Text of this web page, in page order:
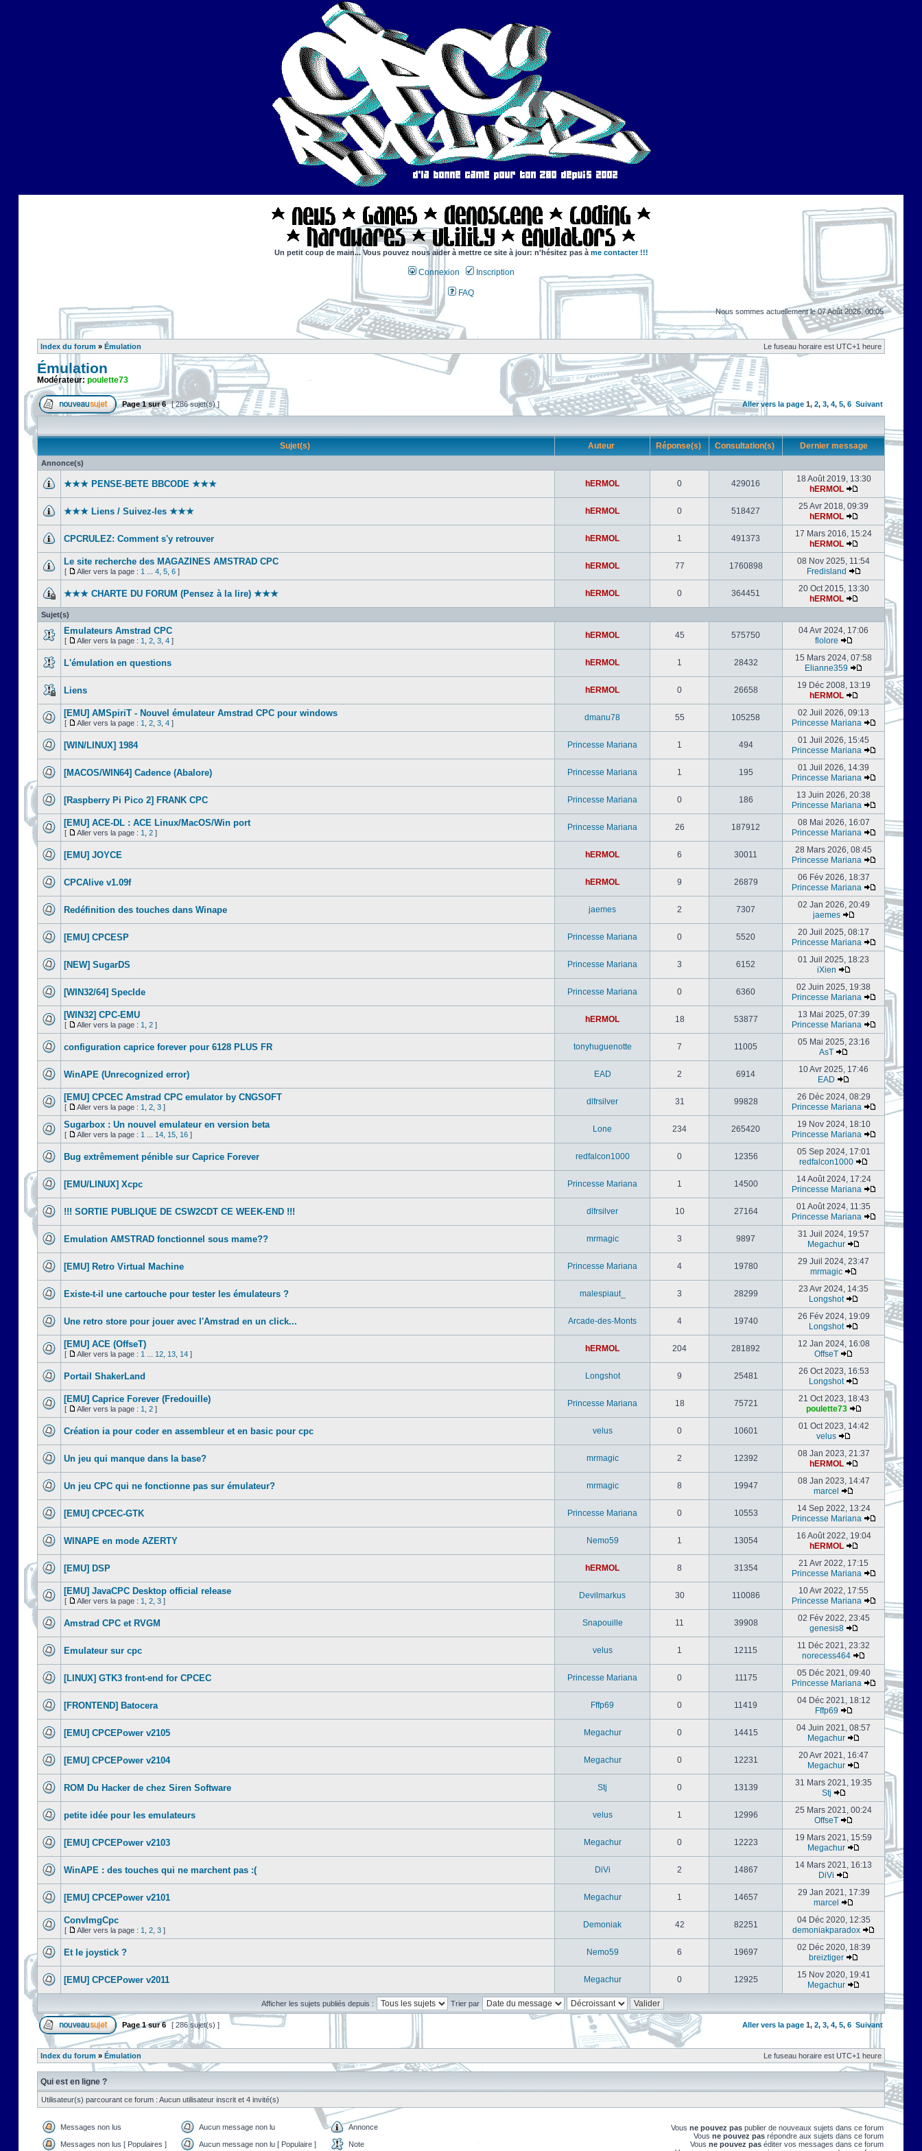
Un petit coup de main... Vous pouvez nous aider à mettre ce site à jour: n'hésitez pas à me contacter !!!
Connexion Inscription
FAQ
Nous sommes actuellement le 07 Août 2026, 00:05
Index du forum » Émulation Le fuseau horaire est UTC+1 heure
Émulation
Modérateur: poulette73
Page1sur6 [ 286 sujet(s) ] Aller vers la page 1, 2, 3, 4, 5, 6 Suivant
Sujet(s) Auteur Réponse(s) Consultation(s) Dernier message
Annonce(s)
★★★ PENSE-BETE BBCODE ★★★ hERMOL 0 429016
18 Août 2019, 13:30
hERMOL
★★★ Liens / Suivez-les ★★★ hERMOL 0 518427
25 Avr 2018, 09:39
hERMOL
CPCRULEZ: Comment s'y retrouver‎ hERMOL 1 491373
17 Mars 2016, 15:24
hERMOL
Le site recherche des MAGAZINES AMSTRAD CPC
[ Aller vers la page : 1 4 5 6 ]
hERMOL 77 1760898
08 Nov 2025, 11:54
Fredisland
★★★ CHARTE DU FORUM (Pensez à la lire) ★★★ hERMOL 0 364451
20 Oct 2015, 13:30
hERMOL
Sujet(s)
Emulateurs Amstrad CPC
[ Aller vers la page : 1 2 3 4 ]
hERMOL 45 575750
04 Avr 2024, 17:06
flolore
L'émulation en questions hERMOL 1 28432
15 Mars 2024, 07:58
Elianne359
Liens hERMOL 0 26658
19 Déc 2008, 13:19
hERMOL
[EMU] AMSpiriT - Nouvel émulateur Amstrad CPC pour windows
[ Aller vers la page : 1 2 3 4 ]
dmanu78 55 105258
02 Juil 2026, 09:13
Princesse Mariana
[WIN/LINUX] 1984 Princesse Mariana 1 494
01 Juil 2026, 15:45
Princesse Mariana
[MACOS/WIN64] Cadence (Abalore) Princesse Mariana 1 195
01 Juil 2026, 14:39
Princesse Mariana
[Raspberry Pi Pico 2] FRANK CPC Princesse Mariana 0 186
13 Juin 2026, 20:38
Princesse Mariana
[EMU] ACE-DL : ACE Linux/MacOS/Win port
[ Aller vers la page : 1 2 ]
Princesse Mariana 26 187912
08 Mai 2026, 16:07
Princesse Mariana
[EMU] JOYCE hERMOL 6 30011
28 Mars 2026, 08:45
Princesse Mariana
CPCAlive v1.09f hERMOL 9 26879
06 Fév 2026, 18:37
Princesse Mariana
Redéfinition des touches dans Winape jaemes 2 7307
02 Jan 2026, 20:49
jaemes
[EMU] CPCESP Princesse Mariana 0 5520
20 Juil 2025, 08:17
Princesse Mariana
[NEW] SugarDS Princesse Mariana 3 6152
01 Juil 2025, 18:23
iXien
[WIN32/64] SpecIde Princesse Mariana 0 6360
02 Juin 2025, 19:38
Princesse Mariana
[WIN32] CPC-EMU
[ Aller vers la page : 1 2 ]
hERMOL 18 53877
13 Mai 2025, 07:39
Princesse Mariana
configuration caprice forever pour 6128 PLUS FR tonyhuguenotte 7 11005
05 Mai 2025, 23:16
AsT
WinAPE (Unrecognized error) EAD 2 6914
10 Avr 2025, 17:46
EAD
[EMU] CPCEC Amstrad CPC emulator by CNGSOFT
[ Aller vers la page : 1 2 3 ]
dlfrsilver 31 99828
26 Déc 2024, 08:29
Princesse Mariana
Sugarbox : Un nouvel emulateur en version beta
[ Aller vers la page : 1 14 15 16 ]
Lone 234 265420
19 Nov 2024, 18:10
Princesse Mariana
Bug extrêmement pénible sur Caprice Forever redfalcon1000 0 12356
05 Sep 2024, 17:01
redfalcon1000
[EMU/LINUX] Xcpc Princesse Mariana 1 14500
14 Août 2024, 17:24
Princesse Mariana
!!! SORTIE PUBLIQUE DE CSW2CDT CE WEEK-END !!! dlfrsilver 10 27164
01 Août 2024, 11:35
Princesse Mariana
Emulation AMSTRAD fonctionnel sous mame?? mrmagic 3 9897
31 Juil 2024, 19:57
Megachur
[EMU] Retro Virtual Machine Princesse Mariana 4 19780
29 Juil 2024, 23:47
mrmagic
Existe-t-il une cartouche pour tester les émulateurs ? malespiaut_ 3 28299
23 Avr 2024, 14:35
Longshot
Une retro store pour jouer avec l'Amstrad en un click... Arcade-des-Monts 4 19740
26 Fév 2024, 19:09
Longshot
[EMU] ACE (OffseT)
[ Aller vers la page : 1 12 13 14 ]
hERMOL 204 281892
12 Jan 2024, 16:08
OffseT
Portail ShakerLand Longshot 9 25481
26 Oct 2023, 16:53
Longshot
[EMU] Caprice Forever (Fredouille)
[ Aller vers la page : 1 2 ]
Princesse Mariana 18 75721
21 Oct 2023, 18:43
poulette73
Création ia pour coder en assembleur et en basic pour cpc velus 0 10601
01 Oct 2023, 14:42
velus
Un jeu qui manque dans la base? mrmagic 2 12392
08 Jan 2023, 21:37
hERMOL
Un jeu CPC qui ne fonctionne pas sur émulateur? mrmagic 8 19947
08 Jan 2023, 14:47
marcel
[EMU] CPCEC-GTK Princesse Mariana 0 10553
14 Sep 2022, 13:24
Princesse Mariana
WINAPE en mode AZERTY Nemo59 1 13054
16 Août 2022, 19:04
hERMOL
[EMU] DSP hERMOL 8 31354
21 Avr 2022, 17:15
Princesse Mariana
[EMU] JavaCPC Desktop official release
[ Aller vers la page : 1 2 3 ]
Devilmarkus 30 110086
10 Avr 2022, 17:55
Princesse Mariana
Amstrad CPC et RVGM Snapouille 11 39908
02 Fév 2022, 23:45
genesis8
Emulateur sur cpc velus 1 12115
11 Déc 2021, 23:32
norecess464
[LINUX] GTK3 front-end for CPCEC Princesse Mariana 0 11175
05 Déc 2021, 09:40
Princesse Mariana
[FRONTEND] Batocera Fffp69 0 11419
04 Déc 2021, 18:12
Fffp69
[EMU] CPCEPower v2105 Megachur 0 14415
04 Juin 2021, 08:57
Megachur
[EMU] CPCEPower v2104 Megachur 0 12231
20 Avr 2021, 16:47
Megachur
ROM Du Hacker de chez Siren Software Stj 0 13139
31 Mars 2021, 19:35
Stj
petite idée pour les emulateurs velus 1 12996
25 Mars 2021, 00:24
OffseT
[EMU] CPCEPower v2103 Megachur 0 12223
19 Mars 2021, 15:59
Megachur
WinAPE : des touches qui ne marchent pas :( DiVi 2 14867
14 Mars 2021, 16:13
DiVi
[EMU] CPCEPower v2101 Megachur 1 14657
29 Jan 2021, 17:39
marcel
ConvImgCpc
[ Aller vers la page : 1 2 3 ]
Demoniak 42 82251
04 Déc 2020, 12:35
demoniakparadox
Et le joystick ? Nemo59 6 19697
02 Déc 2020, 18:39
breiztiger
[EMU] CPCEPower v2011 Megachur 0 12925
15 Nov 2020, 19:41
Megachur
Afficher les sujets publiés depuis : Trier par
Page1sur6 [ 286 sujet(s) ] Aller vers la page 1, 2, 3, 4, 5, 6 Suivant
Index du forum » Émulation Le fuseau horaire est UTC+1 heure
Qui est en ligne ?
Utilisateur(s) parcourant ce forum : Aucun utilisateur inscrit et 4 invité(s)
Messages non lus Aucun message non lu Annonce
Messages non lus [ Populaires ] Aucun message non lu [ Populaire ] Note
Vous ne pouvez pas publier de nouveaux sujets dans ce forum
Vous ne pouvez pas répondre aux sujets dans ce forum
Vous ne pouvez pas éditer vos messages dans ce forum